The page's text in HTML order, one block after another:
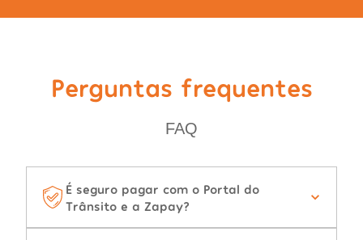
Perguntas frequentes
FAQ
É seguro pagar com o Portal do
Trânsito e a Zapay?